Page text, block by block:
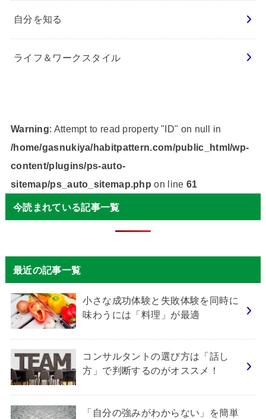
自分を知る
ライフ＆ワークスタイル
Warning: Attempt to read property "ID" on null in
/home/gasnukiya/habitpattern.com/public_html/wp-
content/plugins/ps-auto-
sitemap/ps_auto_sitemap.php on line 61
今読まれている記事一覧
最近の記事一覧
小さな成功体験と失敗体験を同時に
味わうには「料理」が最適
コンサルタントの選び方は「話し
方」で判断するのがオススメ！
「自分の強みがわからない」を簡単